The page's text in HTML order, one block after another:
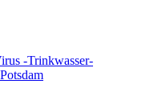
-Trinkwasser-